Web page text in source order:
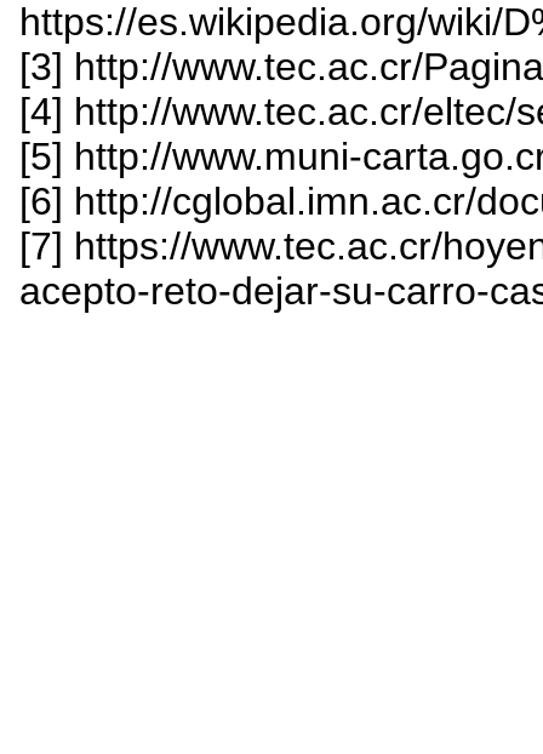
https://es.wikipedia.org/wiki/
[3] http://www.tec.ac.cr/
[4] http://www.tec.ac.cr/eltec/
[5] http://www.muni-
[6] http://cglobal.imn.ac.cr/
[7] https://www.tec.ac.cr/
acepto-reto-dejar-su-carro-